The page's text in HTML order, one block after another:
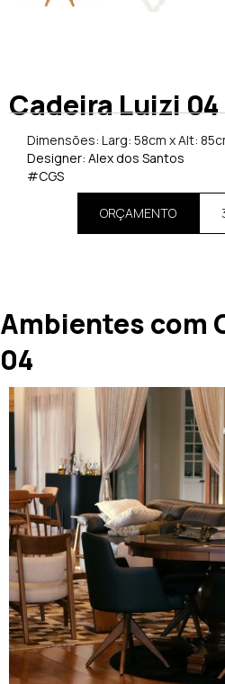
Cadeira Luizi 04
Dimensões: Larg: 58cm x Alt:
Designer: Alex dos Santos
#CGS
ORÇAMENTO
Ambientes com
04